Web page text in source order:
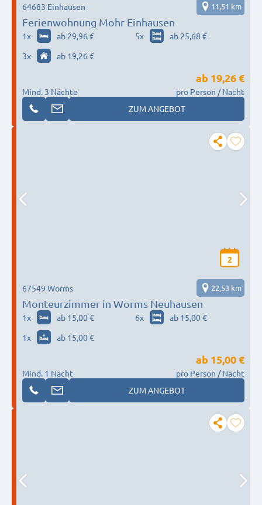
Ferienwohnung Mohr Einhausen
64683 Einhausen 11,51 km
1x ab 29,96 € 5x
ab 25,68 €
3x ab 19,26 €
Mind. 3 Nächte
ab 19,26 €
pro Person / Nacht
ZUM ANGEBOT
2
Monteurzimmer in Worms Neuhausen
67549 Worms 22,53 km
1x ab 15,00 € 6x
ab 15,00 €
1x ab 15,00 €
Mind. 1 Nacht
ab 15,00 €
pro Person / Nacht
ZUM ANGEBOT